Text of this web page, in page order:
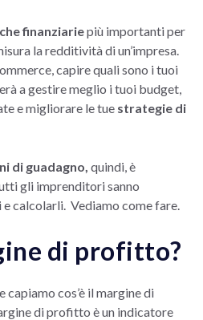
finanziariepiù importanti per
la redditività di un’impresa.
capire quali sono i tuoi
a gestire meglio i tuoi budget,
e migliorare le tue strategie di
di guadagno, quindi, è
gli imprenditori sanno
calcolarli. Vediamo come fare.
di profitto?
cos’è il margine di
di profitto è un indicatore